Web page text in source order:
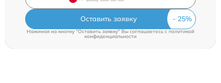
Оставить заявку
Нажимая на кнопку "Оставить заявку" Вы соглашаетесь cполитикой
конфиденциальности